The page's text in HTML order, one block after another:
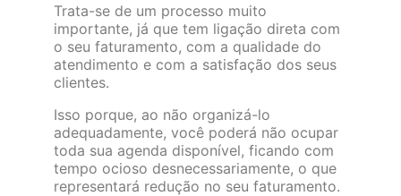
Trata-se de um processo muito
importante, já que tem ligação direta com
o seu faturamento, com a qualidade do
atendimento e com a satisfação dos seus
clientes.
Isso porque, ao não organizá-lo
adequadamente, você poderá não ocupar
toda sua agenda disponível, ficando com
tempo ocioso desnecessariamente, o que
representará redução no seu faturamento.